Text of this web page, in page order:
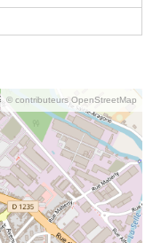
© contributeurs OpenStreetMap